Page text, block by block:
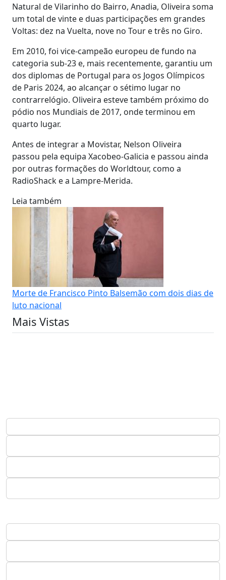
Natural de Vilarinho do Bairro, Anadia, Oliveira soma
um total de vinte e duas participações em grandes
Voltas: dez na Vuelta, nove no Tour e três no Giro.
Em 2010, foi vice-campeão europeu de fundo na
categoria sub-23 e, mais recentemente, garantiu um
dos diplomas de Portugal para os Jogos Olímpicos
de Paris 2024, ao alcançar o sétimo lugar no
contrarrelógio. Oliveira esteve também próximo do
pódio nos Mundiais de 2017, onde terminou em
quarto lugar.
Antes de integrar a Movistar, Nelson Oliveira
passou pela equipa Xacobeo-Galicia e passou ainda
por outras formações do Worldtour, como a
RadioShack e a Lampre-Merida.
Leia também
Morte de Francisco Pinto Balsemão com dois dias de
luto nacional
Mais Vistas